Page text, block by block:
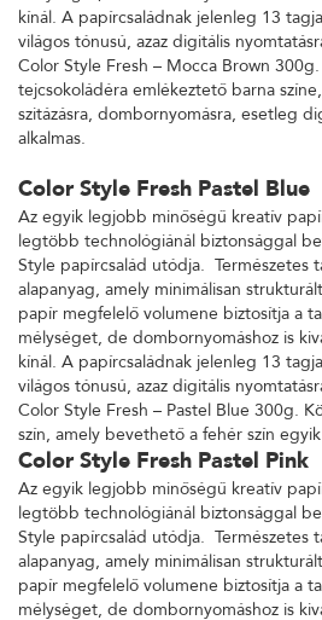
kínál. A papírcsaládnak jelenleg 13
világos tónusú, azaz digitális
Color Style Fresh – Mocca Brown
tejcsokoládéra emlékeztető barna
szitázásra, dombornyomásra, esetleg
alkalmas.
Color Style Fresh Pastel Blue
Az egyik legjobb minőségű kreatív
legtöbb technológiánál biztonsággal
Style papírcsalád utódja. Természetes
alapanyag, amely minimálisan
papír megfelelő volumene biztosítja a
mélységet, de dombornyomáshoz is
kínál. A papírcsaládnak jelenleg 13
világos tónusú, azaz digitális
Color Style Fresh – Pastel Blue 300g.
szín, amely bevethető a fehér szín
Color Style Fresh Pastel Pink
Az egyik legjobb minőségű kreatív
legtöbb technológiánál biztonsággal
Style papírcsalád utódja. Természetes
alapanyag, amely minimálisan
papír megfelelő volumene biztosítja a
mélységet, de dombornyomáshoz is